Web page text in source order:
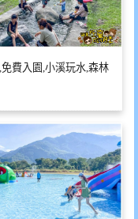
費入園,小溪玩水,森林